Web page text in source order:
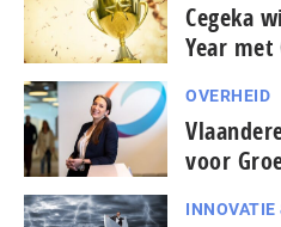
Cegeka
Year
OVERHEID
voor